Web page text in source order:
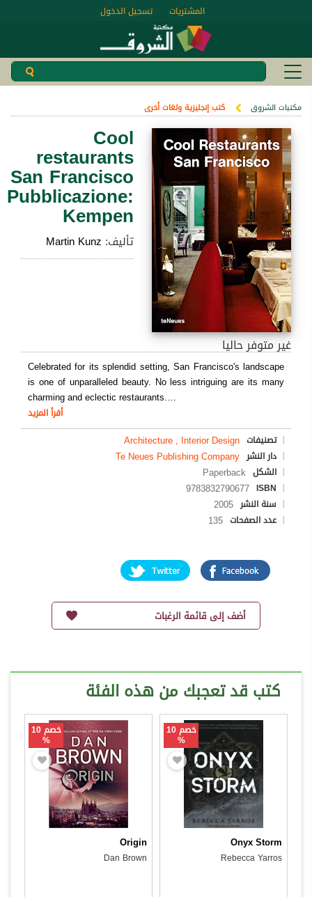
تسجيل الدخول المشتريات
مكتبات الشروق كتب إنجليزية ولغات أخرى
Cool
restaurants
San Francisco
Pubblicazione:
Kempen
تأليف: Martin Kunz
غير متوفر حاليا
Celebrated for its splendid setting, San Francisco's landscape
is one of unparalleled beauty. No less intriguing are its many
charming and eclectic restaurants.…
أقرأ المزيد
تصنيفات Architecture , Interior Design
دار النشر Te Neues Publishing Company
الشكل Paperback
ISBN
9783832790677
سنة النشر 2005
عدد الصفحات 135
أضف إلى قائمة الرغبات
كتب قد تعجبك من هذه الفئة
خصم 10
%
Onyx Storm
Rebecca Yarros
خصم 10
%
Origin
Dan Brown